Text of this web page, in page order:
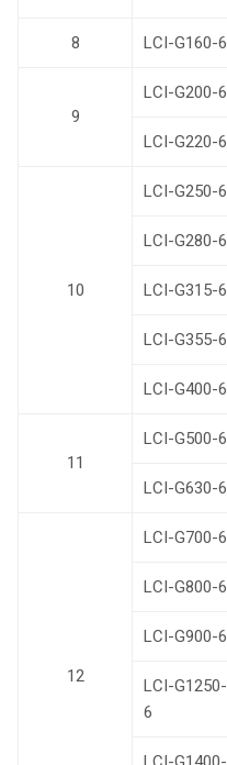
8 LCI-G160-6
9
LCI-G200-6
LCI-G220-6
10
LCI-G250-6
LCI-G280-6
LCI-G315-6
LCI-G355-6
LCI-G400-6
11
LCI-G500-6
LCI-G630-6
12
LCI-G700-6
LCI-G800-6
LCI-G900-6
LCI-G1250-
6